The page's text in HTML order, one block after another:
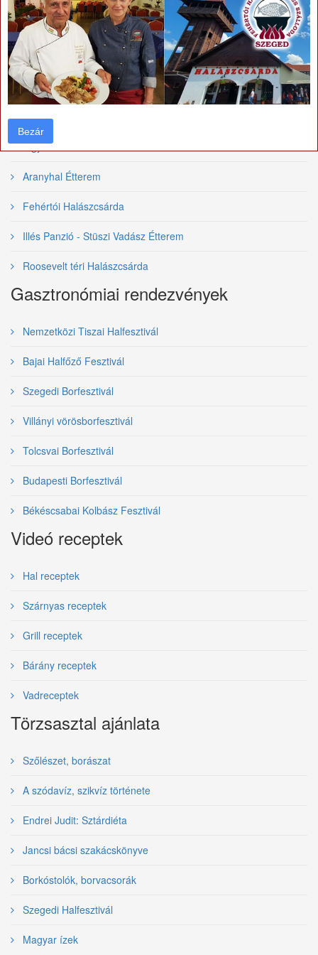
Vendéglátóhelyek
Algyői Halászcsárda
Aranyhal Étterem
Fehértói Halászcsárda
Illés Panzió - Stüszi Vadász Étterem
Roosevelt téri Halászcsárda
Gasztronómiai rendezvények
Nemzetközi Tiszai Halfesztivál
Bajai Halfőző Fesztivál
Szegedi Borfesztivál
Villányi vörösborfesztivál
Tolcsvai Borfesztivál
Budapesti Borfesztivál
Békéscsabai Kolbász Fesztivál
Videó receptek
Hal receptek
Szárnyas receptek
Grill receptek
Bárány receptek
Vadreceptek
Törzsasztal ajánlata
Szőlészet, borászat
A szódavíz, szikvíz története
Endrei Judit: Sztárdiéta
Jancsi bácsi szakácskönyve
Borkóstolók, borvacsorák
Szegedi Halfesztivál
Magyar ízek
Bezár
Bezár